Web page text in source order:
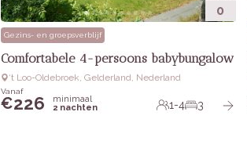
0
Gezins- en groepsverblijf
Comfortabele 4-persoons babybungalow
‘t Loo-Oldebroek, Gelderland, Nederland
Vanaf
€226
minimaal
2 nachten
1-4 3